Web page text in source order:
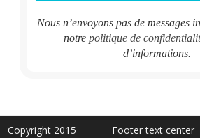
Nous n’envoyons pas de messages
notre politique de
d’informations.
Copyright 2015 Footer text center